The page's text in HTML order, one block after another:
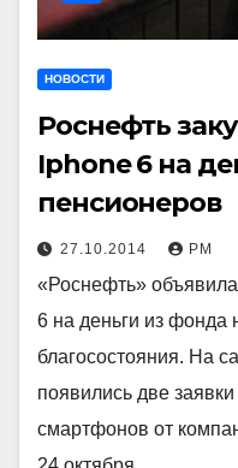
НОВОСТИ
Роснефть
Iphone 6 на деньги российских
пенсионеров
27.10.2014 РМ
«Роснефть»
6 на деньги из фонда
благосостояния. На
появились две
смартфонов от